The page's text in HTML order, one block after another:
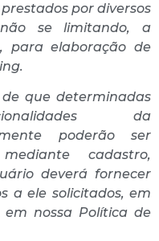
prestados por diversos
se limitando, a
para elaboração de
que determinadas
da
poderão ser
cadastro,
deverá fornecer
a ele solicitados, em
em nossa Política de